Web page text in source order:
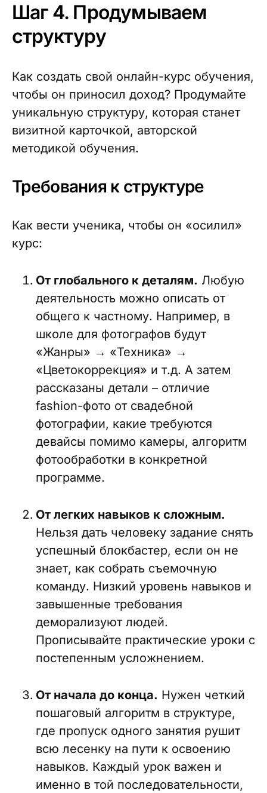
Шаг 4. Продумываем
структуру
Как создать свой онлайн-курс обучения,
чтобы он приносил доход? Продумайте
уникальную структуру, которая станет
визитной карточкой, авторской
методикой обучения.
Требования к структуре
Как вести ученика, чтобы он «осилил»
курс:
От глобального к деталям. Любую
деятельность можно описать от
общего к частному. Например, в
школе для фотографов будут
«Жанры» → «Техника» →
«Цветокоррекция» и т.д. А затем
рассказаны детали – отличие
fashion-фото от свадебной
фотографии, какие требуются
девайсы помимо камеры, алгоритм
фотообработки в конкретной
программе.
От легких навыков к сложным.
Нельзя дать человеку задание снять
успешный блокбастер, если он не
знает, как собрать съемочную
команду. Низкий уровень навыков и
завышенные требования
деморализуют людей.
Прописывайте практические уроки с
постепенным усложнением.
От начала до конца. Нужен четкий
пошаговый алгоритм в структуре,
где пропуск одного занятия рушит
всю лесенку на пути к освоению
навыков. Каждый урок важен и
именно в той последовательности,